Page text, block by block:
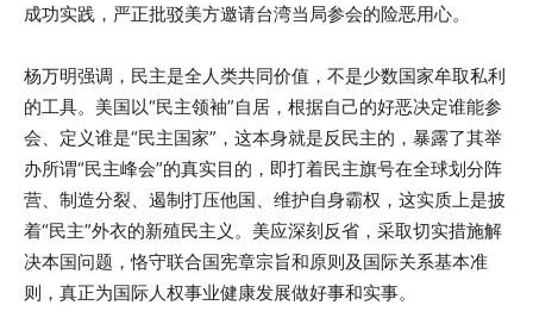
成功实践，严正批驳美方邀请台湾当局参会的险恶用心。
杨万明强调，民主是全人类共同价值，不是少数国家牟取私利
的工具。美国以“民主领袖”自居，根据自己的好恶决定谁能参
会、定义谁是“民主国家”，这本身就是反民主的，暴露了其举
办所谓“民主峰会”的真实目的，即打着民主旗号在全球划分阵
营、制造分裂、遏制打压他国、维护自身霸权，这实质上是披
着“民主”外衣的新殖民主义。美应深刻反省，采取切实措施解
决本国问题，恪守联合国宪章宗旨和原则及国际关系基本准
则，真正为国际人权事业健康发展做好事和实事。